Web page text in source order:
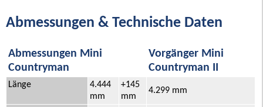
Abmessungen & Technische Daten
Abmessungen Mini
Countryman
Vorgänger Mini
Countryman II
Länge
4.444
mm
+145
mm
4.299 mm